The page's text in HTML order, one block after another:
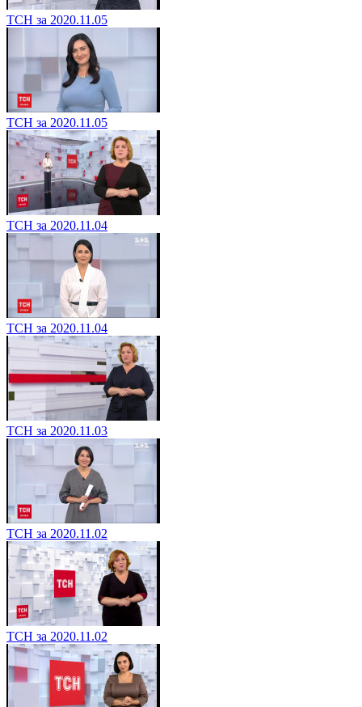
ТСН за 2020.11.05
ТСН за 2020.11.05
ТСН за 2020.11.04
ТСН за 2020.11.04
ТСН за 2020.11.03
ТСН за 2020.11.02
ТСН за 2020.11.02